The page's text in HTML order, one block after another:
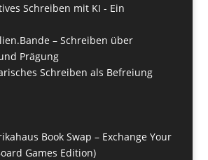
Schreiben mit KI - Ein
– Schreiben über
Prägung
Schreiben als Befreiung
Book Swap – Exchange Your
Games Edition)